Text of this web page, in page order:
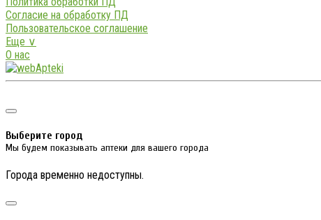
Согласие на обработку ПД
Пользовательское соглашение
Еще ∨
О нас
Выберите город
Мы будем показывать аптеки для вашего города
Города временно недоступны.